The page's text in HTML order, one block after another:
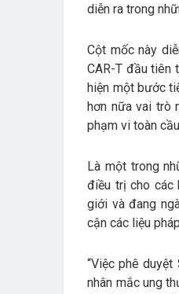
diễn ra trong
Cột mốc này
CAR-T đầu tiên
hiện một bước
hơn nữa vai trò
phạm vi toàn
Là một trong
điều trị cho các
giới và đang
cận các liệu
“Việc phê
nhân mắc ung